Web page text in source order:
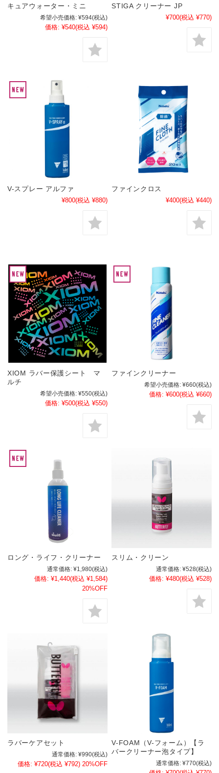
キュアウォーター・ミニ
希望小売価格: ¥594(税込)
価格: ¥540(税込 ¥594)
STIGA クリーナー JP
¥700(税込 ¥770)
V-スプレー アルファ
¥800(税込 ¥880)
ファインクロス
¥400(税込 ¥440)
XIOM ラバー保護シート マ
ルチ
希望小売価格: ¥550(税込)
価格: ¥500(税込 ¥550)
ファインクリーナー
希望小売価格: ¥660(税込)
価格: ¥600(税込 ¥660)
ロング・ライフ・クリーナー
通常価格: ¥1,980(税込)
価格: ¥1,440(税込 ¥1,584)
20%OFF
スリム・クリーン
通常価格: ¥528(税込)
価格: ¥480(税込 ¥528)
ラバーケアセット
通常価格: ¥990(税込)
価格: ¥720(税込 ¥792) 20%OFF
V-FOAM（V-フォーム）【ラ
バークリーナー泡タイプ】
通常価格: ¥770(税込)